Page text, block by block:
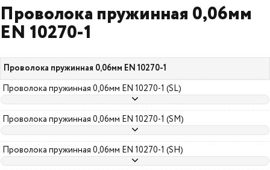
Проволока пружинная 0,06мм
EN 10270-1
Проволока пружинная 0,06мм EN 10270-1
Проволока пружинная 0,06мм EN 10270-1 (SL)
Проволока пружинная 0,06мм EN 10270-1 (SM)
Проволока пружинная 0,06мм EN 10270-1 (SH)